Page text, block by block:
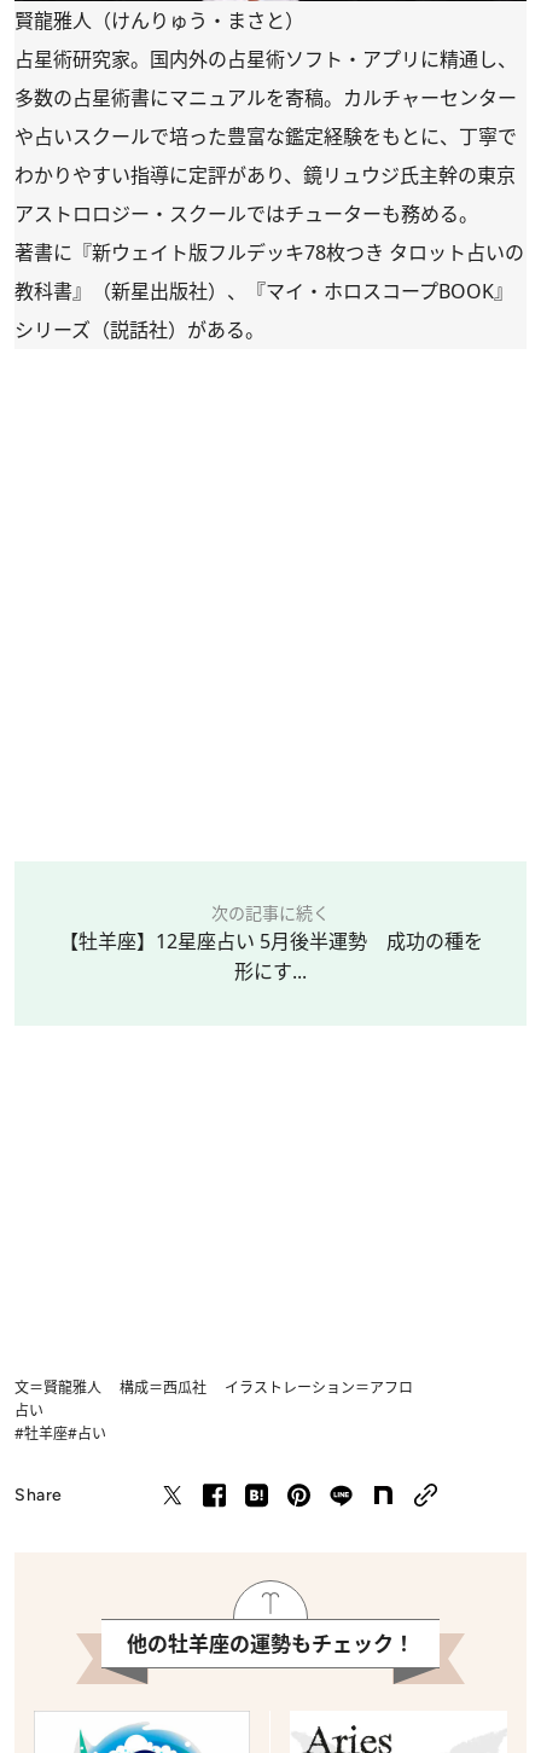
賢龍雅人（けんりゅう・まさと）
占星術研究家。国内外の占星術ソフト・アプリに精通し、
多数の占星術書にマニュアルを寄稿。カルチャーセンター
や占いスクールで培った豊富な鑑定経験をもとに、丁寧で
わかりやすい指導に定評があり、鏡リュウジ氏主幹の東京
アストロロジー・スクールではチューターも務める。
著書に『新ウェイト版フルデッキ78枚つき タロット占いの
教科書』（新星出版社）、『マイ・ホロスコープBOOK』
シリーズ（説話社）がある。
次の記事に続く
【牡羊座】12星座占い 5月後半運勢 成功の種を
形にす...
文＝賢龍雅人 構成＝西瓜社 イラストレーション＝アフロ
占い
#牡羊座#占い
Share
他の牡羊座の運勢もチェック！